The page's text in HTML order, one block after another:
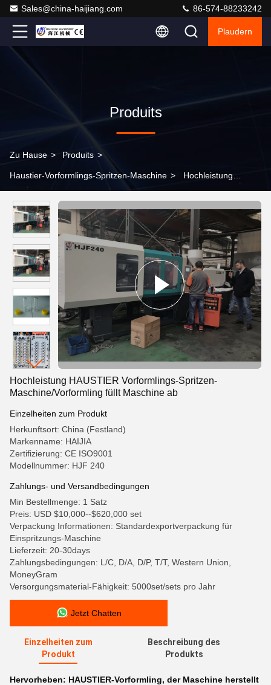
Sales@china-haijiang.com 86-574-88233242
Plaudern
Produits
Zu Hause > Produits >
Haustier-Vorformlings-Spritzen-Maschine > Hochleistung
Maschine ab
Hochleistung HAUSTIER Vorformlings-Spritzen-
Maschine/Vorformling füllt Maschine ab
Einzelheiten zum Produkt
Herkunftsort: China (Festland)
Markenname: HAIJIA
Zertifizierung: CE ISO9001
Modellnummer: HJF 240
Zahlungs- und Versandbedingungen
Min Bestellmenge: 1 Satz
Preis: USD $10,000--$620,000 set
Verpackung Informationen: Standardexportverpackung für
Einspritzungs-Maschine
Lieferzeit: 20-30days
Zahlungsbedingungen: L/C, D/A, D/P, T/T, Western Union,
MoneyGram
Versorgungsmaterial-Fähigkeit: 5000set/sets pro Jahr
Jetzt Chatten
Einzelheiten zum
Produkt
Beschreibung des
Produkts
Hervorheben: HAUSTIER-Vorformling, der Maschine herstellt